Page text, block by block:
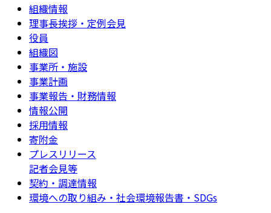
組織情報
理事長挨拶・定例会見
役員
組織図
事業所・施設
事業計画
事業報告・財務情報
情報公開
採用情報
寄附金
プレスリリース
記者会見等
契約・調達情報
環境への取り組み・社会環境報告書・SDGs